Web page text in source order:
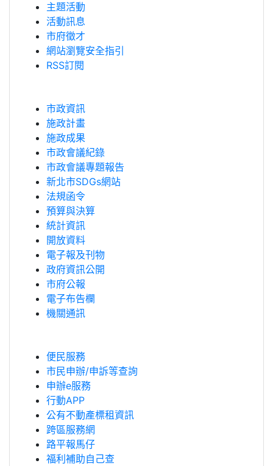
主題活動
活動訊息
市府徵才
網站瀏覽安全指引
RSS訂閱
市政資訊
施政計畫
施政成果
市政會議紀錄
市政會議專題報告
新北市SDGs網站
法規函令
預算與決算
統計資訊
開放資料
電子報及刊物
政府資訊公開
市府公報
電子布告欄
機關通訊
便民服務
市民申辦/申訴等查詢
申辦e服務
行動APP
公有不動產標租資訊
跨區服務網
路平報馬仔
福利補助自己查